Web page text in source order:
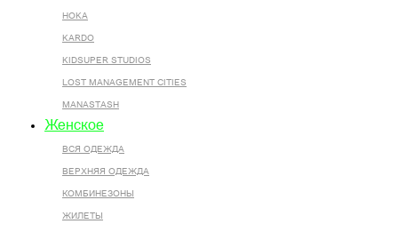
HOKA
KARDO
KIDSUPER STUDIOS
LOST MANAGEMENT CITIES
MANASTASH
Женское
ВСЯ ОДЕЖДА
ВЕРХНЯЯ ОДЕЖДА
КОМБИНЕЗОНЫ
ЖИЛЕТЫ